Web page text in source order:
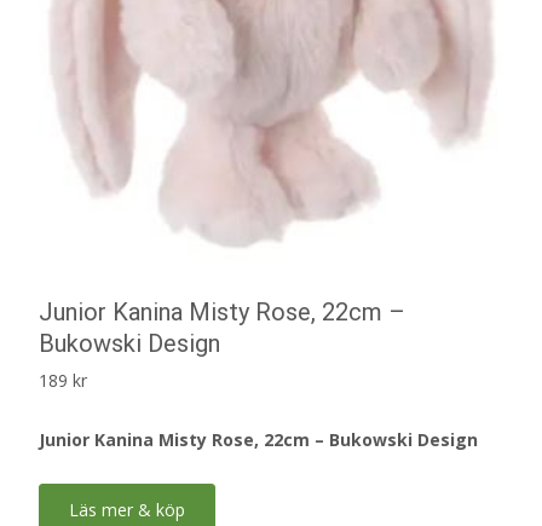
Junior Kanina Misty Rose, 22cm –
Bukowski Design
189 kr
Junior Kanina Misty Rose, 22cm – Bukowski Design
Läs mer & köp